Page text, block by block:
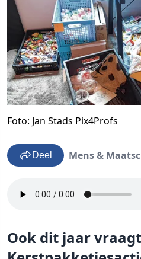
Foto: Jan Stads Pix4Profs
Deel Mens &
Ook dit jaar vraagt